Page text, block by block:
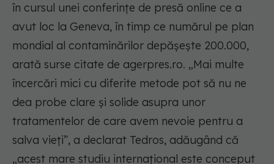
în cursul unei conferinţe de presă online ce a
avut loc la Geneva, în timp ce numărul pe plan
mondial al contaminărilor depăşeşte 200.000,
arată surse citate de agerpres.ro. „Mai multe
încercări mici cu diferite metode pot să nu ne
dea probe clare şi solide asupra unor
tratamentelor de care avem nevoie pentru a
salva vieţi”, a declarat Tedros, adăugând că
„acest mare studiu internaţional este conceput